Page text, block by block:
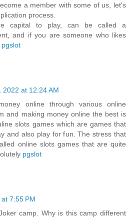
a member with some of us, let's
process.
capital to play, can be called a
and if you are someone who likes
pgslot
2022 at 12:24 AM
online through various online
and making money online the best is
slots games which are games that
and also play for fun. The stress that
online slots games that are quite
pgslot
7:55 PM
camp. Why is this camp different